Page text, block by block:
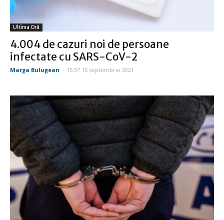
Ultima Oră
4.004 de cazuri noi de persoane
infectate cu SARS-CoV-2
Marga Bulugean - 15:37 15 septembrie 2021